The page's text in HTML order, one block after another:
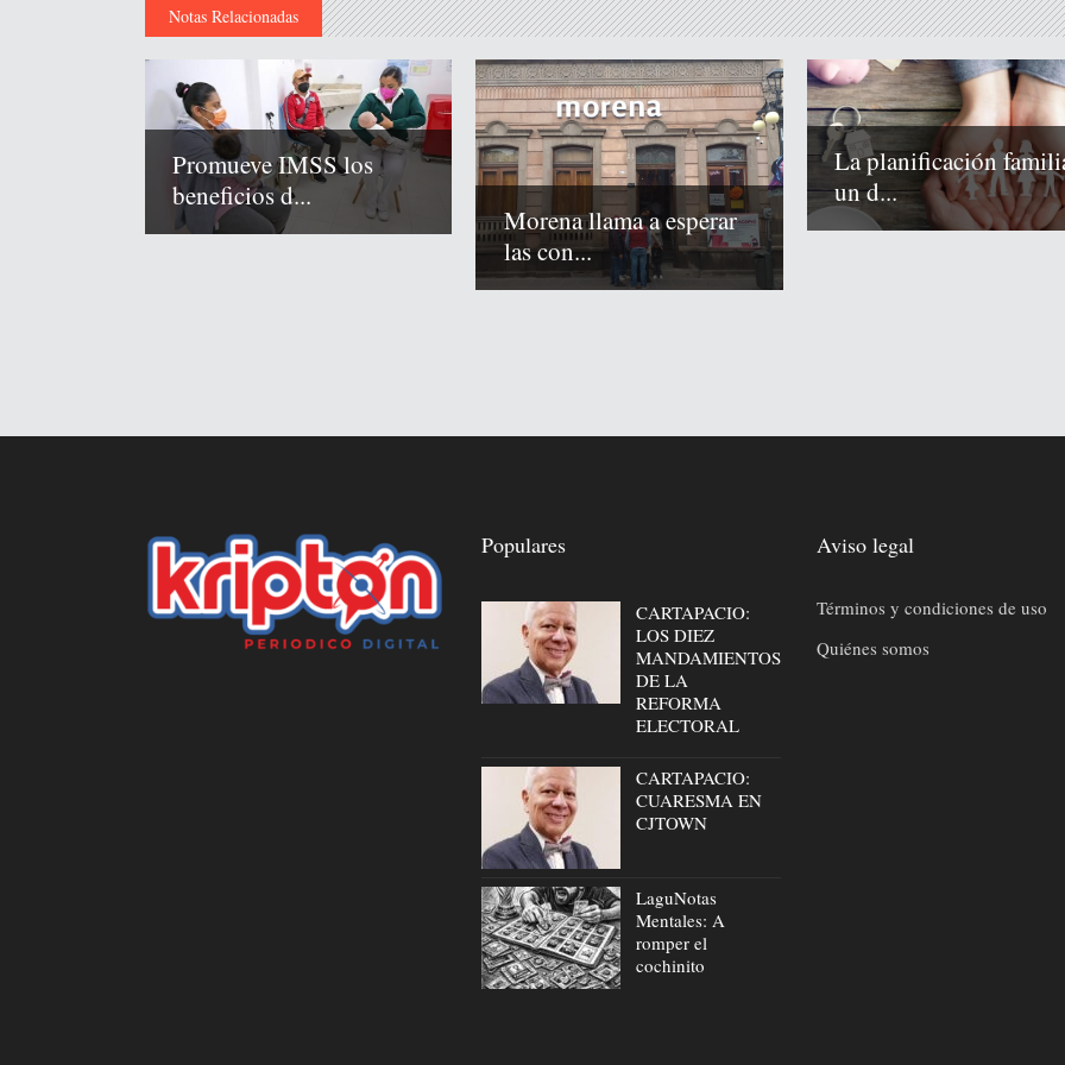
Notas Relacionadas
Promueve IMSS los
beneficios d...
Morena llama a esperar
las con...
La planificación
un d...
Populares
CARTAPACIO:
LOS DIEZ
MANDAMIENTOS
DE LA
REFORMA
ELECTORAL
CARTAPACIO:
CUARESMA EN
CJTOWN
LaguNotas
Mentales: A
romper el
cochinito
Aviso legal
Términos y condiciones de uso
Quiénes somos